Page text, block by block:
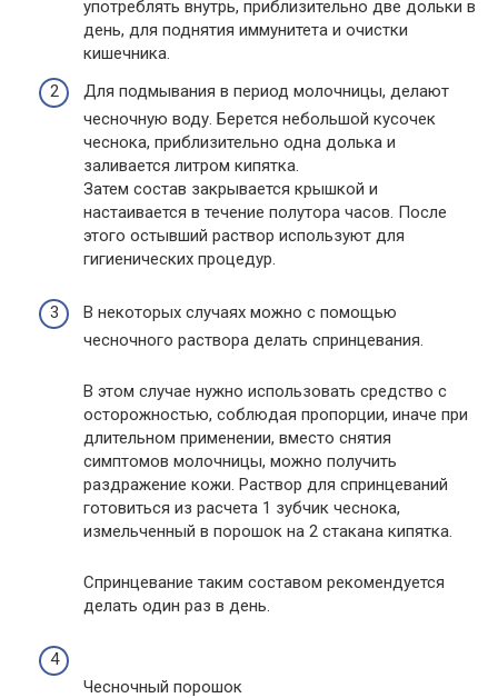
употреблять внутрь, приблизительно две дольки в
день, для поднятия иммунитета и очистки
кишечника.
Для подмывания в период молочницы, делают
чесночную воду. Берется небольшой кусочек
чеснока, приблизительно одна долька и
заливается литром кипятка.
Затем состав закрывается крышкой и
настаивается в течение полутора часов. После
этого остывший раствор используют для
гигиенических процедур.
В некоторых случаях можно с помощью
чесночного раствора делать спринцевания.
В этом случае нужно использовать средство с
осторожностью, соблюдая пропорции, иначе при
длительном применении, вместо снятия
симптомов молочницы, можно получить
раздражение кожи. Раствор для спринцеваний
готовиться из расчета 1 зубчик чеснока,
измельченный в порошок на 2 стакана кипятка.
Спринцевание таким составом рекомендуется
делать один раз в день.
Чесночный порошок